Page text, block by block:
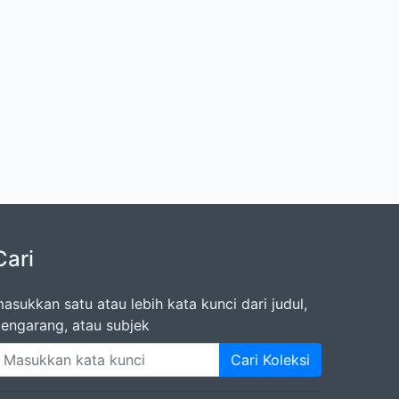
satu atau lebih kata kunci dari judul,
atau subjek
Cari Koleksi